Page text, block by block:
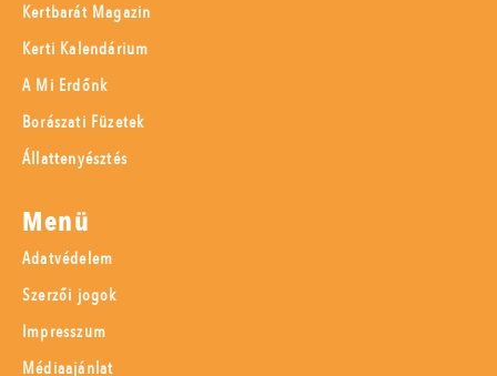
Kertbarát Magazin
Kerti Kalendárium
A Mi Erdőnk
Borászati Füzetek
Állattenyésztés
Menü
Adatvédelem
Szerzői jogok
Impresszum
Médiaajánlat